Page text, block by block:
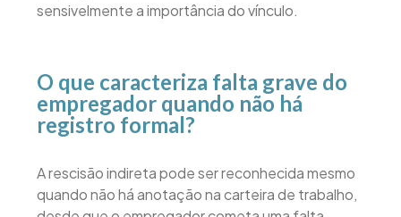
sensivelmente a importância do vínculo.
O que caracteriza falta grave do
empregador quando não há
registro formal?
A rescisão indireta pode ser reconhecida mesmo
quando não há anotação na carteira de trabalho,